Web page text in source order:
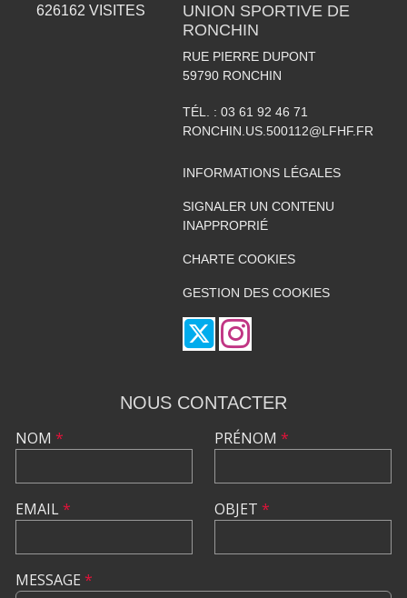
626162 VISITES
UNION SPORTIVE DE
RONCHIN
RUE PIERRE DUPONT
59790 RONCHIN
TÉL. : 03 61 92 46 71
RONCHIN.US.500112@LFHF.FR
INFORMATIONS LÉGALES
SIGNALER UN CONTENU
INAPPROPRIÉ
CHARTE COOKIES
GESTION DES COOKIES
NOUS CONTACTER
NOM *
EMAIL*
PRÉNOM *
OBJET *
MESSAGE *